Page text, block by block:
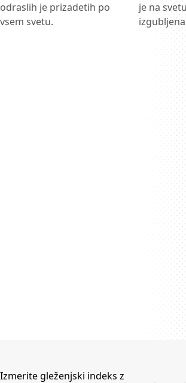
odraslih je prizadetih po
vsem svetu.
je na
Izmerite gleženjski indeks z